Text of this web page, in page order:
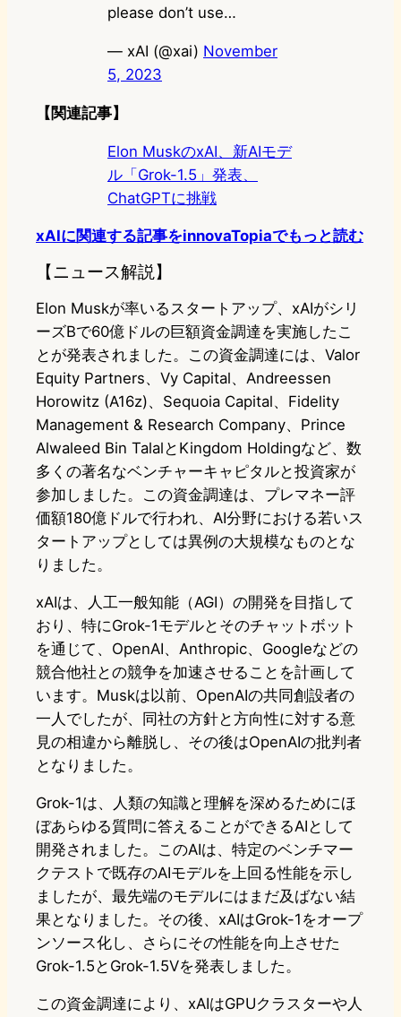
please don’t use…
— xAI (@xai) November
5, 2023
【関連記事】
Elon MuskのxAI、新AIモデ
ル「Grok-1.5」発表、
ChatGPTに挑戦
xAIに関連する記事をinnovaTopiaでもっと読む
【ニュース解説】
Elon Muskが率いるスタートアップ、xAIがシリ
ーズBで60億ドルの巨額資金調達を実施したこ
とが発表されました。この資金調達には、Valor
Equity Partners、Vy Capital、Andreessen
Horowitz (A16z)、Sequoia Capital、Fidelity
Management & Research Company、Prince
Alwaleed Bin TalalとKingdom Holdingなど、数
多くの著名なベンチャーキャピタルと投資家が
参加しました。この資金調達は、プレマネー評
価額180億ドルで行われ、AI分野における若いス
タートアップとしては異例の大規模なものとな
りました。
xAIは、人工一般知能（AGI）の開発を目指して
おり、特にGrok-1モデルとそのチャットボット
を通じて、OpenAI、Anthropic、Googleなどの
競合他社との競争を加速させることを計画して
います。Muskは以前、OpenAIの共同創設者の
一人でしたが、同社の方針と方向性に対する意
見の相違から離脱し、その後はOpenAIの批判者
となりました。
Grok-1は、人類の知識と理解を深めるためにほ
ぼあらゆる質問に答えることができるAIとして
開発されました。このAIは、特定のベンチマー
クテストで既存のAIモデルを上回る性能を示し
ましたが、最先端のモデルにはまだ及ばない結
果となりました。その後、xAIはGrok-1をオープ
ンソース化し、さらにその性能を向上させた
Grok-1.5とGrok-1.5Vを発表しました。
この資金調達により、xAIはGPUクラスターや人